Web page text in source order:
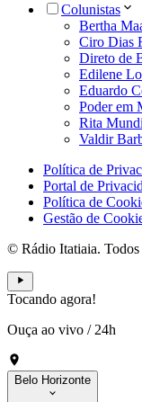
Colunistas
Bertha
Ciro Dias
Direto de
Edilene
Eduardo
Poder em
Rita
Valdir
Política de
Portal de
Política de
Gestão de
© Rádio Itatiaia. Todos
Tocando agora!
Ouça ao vivo / 24h
Belo Horizonte